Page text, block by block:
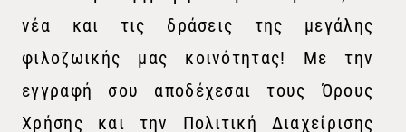
νέα και τις δράσεις της μεγάλης
φιλοζωικής μας κοινότητας! Με την
εγγραφή σου αποδέχεσαι τους Όρους
Χρήσης και την Πολιτική Διαχείρισης